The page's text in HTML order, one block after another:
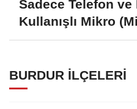
Sadece Telefon ve
Kullanışlı Mikro
BURDUR İLÇELERI